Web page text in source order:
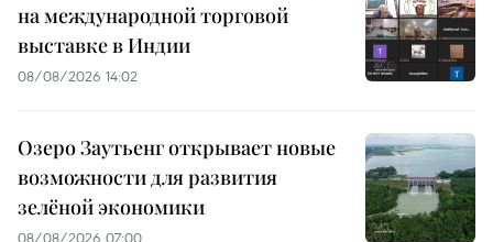
на международной торговой
выставке в Индии
08/08/2026 14:02
Озеро Заутьенг открывает новые
возможности для развития
зелёной экономики
08/08/2026 07:00